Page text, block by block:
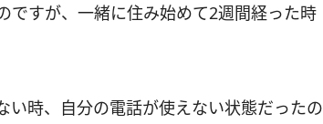
ですが、一緒に住み始めて2週間経った時
い時、自分の電話が使えない状態だったの